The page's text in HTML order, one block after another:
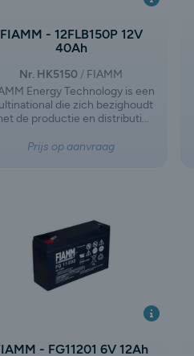
FIAMM - 12FLB150P 12V
40Ah
Nr. HK5150
FIAMM
Energy Technology is een
die zich bezighoudt
de productie en distributie
motorvoertuigen en industrieel
een eigen weg zijn ingeslagen.
Prijs op aanvraag
- FG11201 6V 12Ah